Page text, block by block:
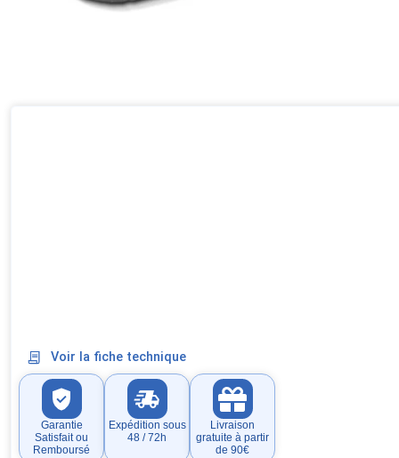
Voir la fiche technique
Garantie
Satisfait ou
Remboursé
Expédition sous
48 / 72h
Livraison
gratuite à partir
de 90€